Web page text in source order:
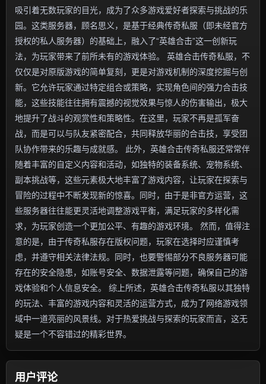
吸引着无数玩家的目光，成为了众多游戏爱好者探索与挑战的乐
园。这类服务器，顾名思义，是基于经典传奇私服（即未经官方
授权的私人服务器）的基础上，融入了“英雄合击”这一创新玩
法，为玩家带来了前所未有的游戏体验。 英雄合击传奇私服，不
仅仅是对原版游戏的简单复刻，更是对游戏机制的深度挖掘与创
新。它允许玩家通过特定组合或策略，实现角色间的强力合击技
能，这些技能往往拥有震撼的视觉效果与惊人的伤害输出，极大
地提升了战斗的观赏性和策略性。在这里，玩家不再是孤军奋
战，而是可以与队友紧密配合，共同释放华丽的合击技，享受团
队协作带来的乐趣与成就感。 此外，英雄合击传奇私服还常常伴
随着丰富的自定义内容和活动，如独特的装备系统、宠物系统、
副本挑战等，这些元素极大地丰富了游戏内容，让玩家在探索与
冒险的过程中不断发现新的惊喜。同时，由于是非官方运营，这
些服务器往往能更灵活地调整游戏平衡，满足玩家的多样化需
求，为玩家创造一个更加公平、有趣的游戏环境。 然而，值得注
意的是，由于传奇私服存在版权问题，玩家在选择时应谨慎考
虑，并遵守相关法律法规。同时，也要警惕部分不良服务器可能
存在的安全隐患，如账号安全、数据泄露等问题，确保自己的游
戏体验和个人信息安全。 综上所述，英雄合击传奇私服以其独特
的玩法、丰富的游戏内容和灵活的运营方式，成为了网络游戏领
域中一道亮丽的风景线。对于热爱挑战与探索的玩家而言，这无
疑是一个不容错过的精彩世界。
用户评论